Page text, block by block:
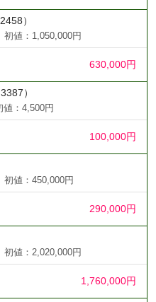
2458）
初値：1,050,000円
630,000円
3387）
：4,500円
100,000円
初値：450,000円
290,000円
初値：2,020,000円
1,760,000円